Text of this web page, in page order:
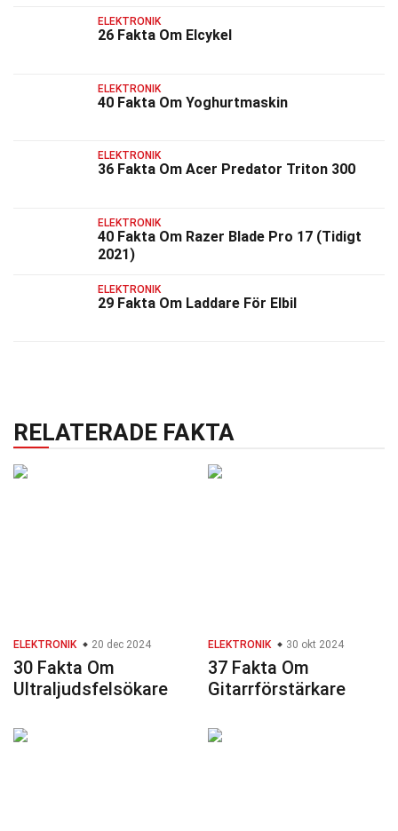
ELEKTRONIK
26 Fakta Om Elcykel
ELEKTRONIK
40 Fakta Om Yoghurtmaskin
ELEKTRONIK
36 Fakta Om Acer Predator Triton 300
ELEKTRONIK
40 Fakta Om Razer Blade Pro 17 (Tidigt
2021)
ELEKTRONIK
29 Fakta Om Laddare För Elbil
RELATERADE FAKTA
ELEKTRONIK 20 dec 2024
30 Fakta Om
Ultraljudsfelsökare
ELEKTRONIK 30 okt 2024
37 Fakta Om
Gitarrförstärkare